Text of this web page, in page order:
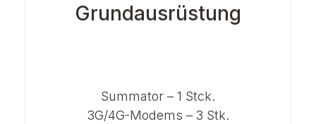
Grundausrüstung
Summator – 1 Stck.
3G/4G-Modems – 3 Stk.